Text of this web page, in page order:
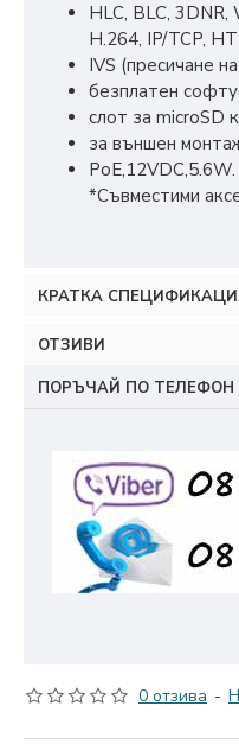
HLC, BLC,
H.264, IP/TCP,
IVS (пресичане
безплатен
слот за microSD
за външен
PoE,12VDC,5.6W.
*Съвместими
КРАТКА
ОТЗИВИ
ПОРЪЧАЙ ПО ТЕЛЕФОН
0 отзива -